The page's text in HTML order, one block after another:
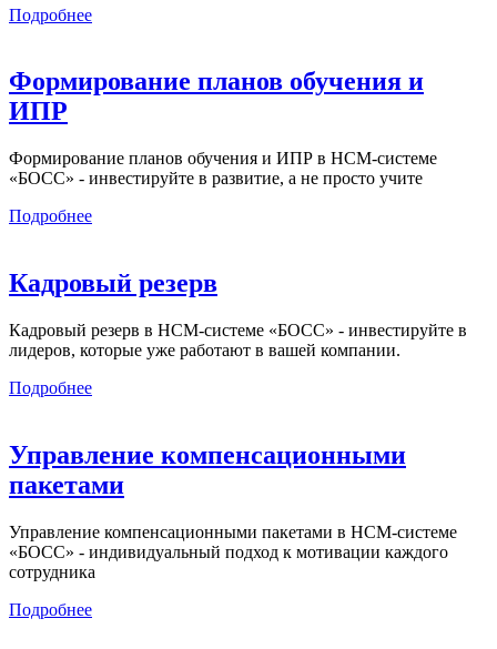
Подробнее
Формирование планов обучения и
ИПР
Формирование планов обучения и ИПР в HCM-системе
«БОСС» - инвестируйте в развитие, а не просто учите
Подробнее
Кадровый резерв
Кадровый резерв в HCM-системе «БОСС» - инвестируйте в
лидеров, которые уже работают в вашей компании.
Подробнее
Управление компенсационными
пакетами
Управление компенсационными пакетами в HCM-системе
«БОСС» - индивидуальный подход к мотивации каждого
сотрудника
Подробнее